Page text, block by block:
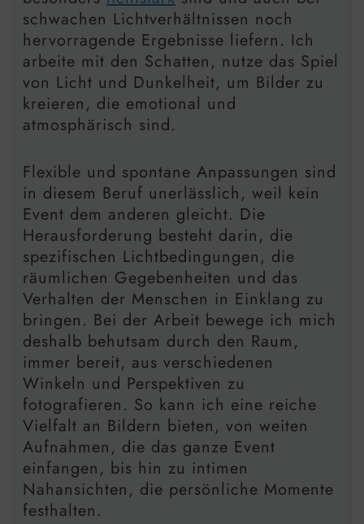
schwachen Lichtverhältnissen noch
hervorragende Ergebnisse liefern. Ich
arbeite mit den Schatten, nutze das Spiel
von Licht und Dunkelheit, um Bilder zu
kreieren, die emotional und
atmosphärisch sind.
Flexible und spontane Anpassungen sind
in diesem Beruf unerlässlich, weil kein
Event dem anderen gleicht. Die
Herausforderung besteht darin, die
spezifischen Lichtbedingungen, die
räumlichen Gegebenheiten und das
Verhalten der Menschen in Einklang zu
bringen. Bei der Arbeit bewege ich mich
deshalb behutsam durch den Raum,
immer bereit, aus verschiedenen
Winkeln und Perspektiven zu
fotografieren. So kann ich eine reiche
Vielfalt an Bildern bieten, von weiten
Aufnahmen, die das ganze Event
einfangen, bis hin zu intimen
Nahansichten, die persönliche Momente
festhalten.